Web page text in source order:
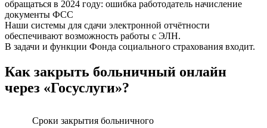
обращаться в 2024 году: ошибка работодатель начисление
документы ФСС
Наши системы для сдачи электронной отчётности
обеспечивают возможность работы с ЭЛН.
В задачи и функции Фонда социального страхования входит.
Как закрыть больничный онлайн
через «Госуслуги»?
Сроки закрытия больничного